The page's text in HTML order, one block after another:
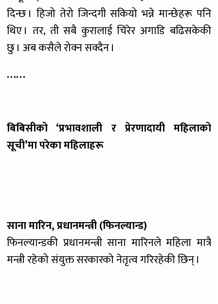
दिन्छ । हिजो तेरो जिन्दगी सकियो भन्ने मान्छेहरू पनि
थिए । तर, ती सबै कुरालाई चिरेर अगाडि बढिसकेकी
छु । अब कसैले रोक्न सक्दैन ।
……
बिबिसीको ‘प्रभावशाली र प्रेरणादायी महिलाको
सूची’मा परेका महिलाहरू
साना मारिन, प्रधानमन्त्री (फिनल्यान्ड)
फिनल्यान्डकी प्रधानमन्त्री साना मारिनले महिला मात्रै
मन्त्री रहेको संयुक्त सरकारको नेतृत्व गरिरहेकी छिन् ।